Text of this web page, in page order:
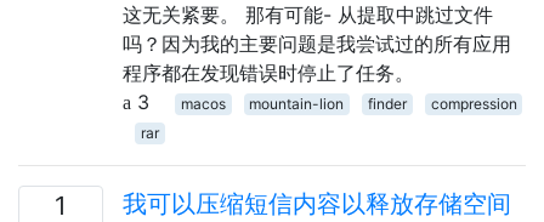
这无关紧要。 那有可能- 从提取中跳过文件
吗？因为我的主要问题是我尝试过的所有应用
程序都在发现错误时停止了任务。
3
macos mountain-lion finder
compression
rar
1
我可以压缩短信内容以释放存储空间